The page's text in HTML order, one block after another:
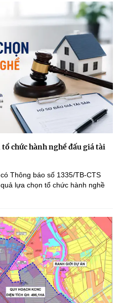
chức hành nghề đấu giá tài
Thông báo số 1335/TB-CTS
lựa chọn tổ chức hành nghề